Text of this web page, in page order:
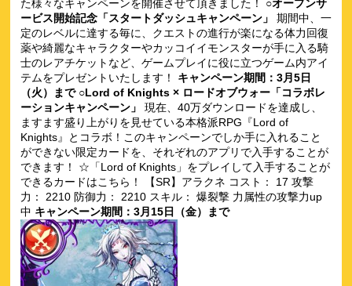
た様々なキャンペーンを開催させて頂きました！ ○オープンサ
ービス開始記念「スタートダッシュキャンペーン」
期間中、一
定のレベルに達する毎に、クエストの進行が楽になる体力回復
薬や綺麗なキャラクターやカッコイイモンスターが手に入る騎
士のレアチケットなど、ゲームプレイに役に立つゲーム内アイ
テムをプレゼントいたします！ キャンペーン期間：3月5日
（火）まで ○Lord of Knights × ロードオブウォー「コラボレ
ーションキャンペーン」
現在、40万ダウンロードを達成し、
ますます盛り上がりを見せている本格派RPG『Lord of
Knights』とコラボ！このキャンペーンでしか手に入れること
ができない限定カードを、それぞれのアプリで入手することが
できます！ ☆「Lord of Knights」をプレイして入手することが
できるカードはこちら！ 【SR】アラクネ コスト： 17 攻撃
力： 2210 防御力： 2210 スキル： 爆裂撃 力属性の攻撃力up
中 キャンペーン期間：3月15日（金）まで